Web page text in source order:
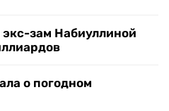
зам Набиуллиной
о погодном